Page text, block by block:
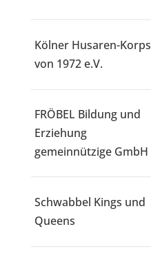
Kölner Husaren-Korps
von 1972 e.V.
FRÖBEL Bildung und
Erziehung
gemeinnützige GmbH
Schwabbel Kings und
Queens